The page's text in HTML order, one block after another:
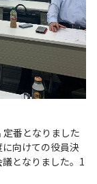
番となりました
向けての役員決
となりました。1